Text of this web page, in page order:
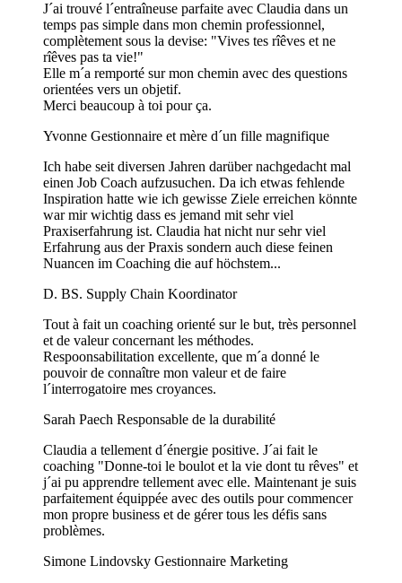
J´ai trouvé l´entraîneuse parfaite avec Claudia dans un
temps pas simple dans mon chemin professionnel,
complètement sous la devise: "Vives tes rîêves et ne
rîêves pas ta vie!"
Elle m´a remporté sur mon chemin avec des questions
orientées vers un objetif.
Merci beaucoup à toi pour ça.
Yvonne Gestionnaire et mère d´un fille magnifique
Ich habe seit diversen Jahren darüber nachgedacht mal
einen Job Coach aufzusuchen. Da ich etwas fehlende
Inspiration hatte wie ich gewisse Ziele erreichen könnte
war mir wichtig dass es jemand mit sehr viel
Praxiserfahrung ist. Claudia hat nicht nur sehr viel
Erfahrung aus der Praxis sondern auch diese feinen
Nuancen im Coaching die auf höchstem...
D. BS. Supply Chain Koordinator
Tout à fait un coaching orienté sur le but, très personnel
et de valeur concernant les méthodes.
Respoonsabilitation excellente, que m´a donné le
pouvoir de connaître mon valeur et de faire
l´interrogatoire mes croyances.
Sarah Paech Responsable de la durabilité
Claudia a tellement d´énergie positive. J´ai fait le
coaching "Donne-toi le boulot et la vie dont tu rêves" et
j´ai pu apprendre tellement avec elle. Maintenant je suis
parfaitement équippée avec des outils pour commencer
mon propre business et de gérer tous les défis sans
problèmes.
Simone Lindovsky Gestionnaire Marketing